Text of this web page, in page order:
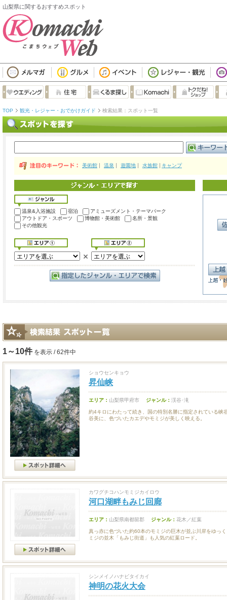
山梨県に関するおすすめスポット
TOP 観光・レジャー・おでかけガイド 検索結果：スポット一覧
美術館 温泉 遊園地 水族館 キャンプ
温泉&入浴施設 宿泊
アミューズメント・テーマパーク
アウトドア・スポーツ
博物館・美術館
名所・景観
その他観光
1～10件 を表示 / 62件中
ショウセンキョウ
昇仙峡
エリア： 山梨県甲府市 ジャンル： 渓谷･滝
約4キロにわたって続き、国の特別名勝に指定されている峡
谷美に、色づいたカエデやモミジが美しく映える。
カワグチコハンモミジカイロウ
河口湖畔もみじ回廊
エリア： 山梨県南都留郡 ジャンル： 花木／紅葉
真っ赤に色づいた約60本のモミジの巨木が並ぶ川岸をゆっ
ミジの並木「もみじ街道」も人気の紅葉ロード。
シンメイノハナビタイカイ
神明の花火大会